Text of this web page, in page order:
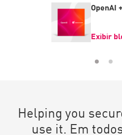
OpenAI
Exibir
Helping you
use it. Em